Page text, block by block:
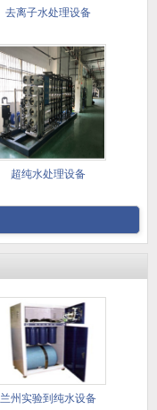
去离子水处理设备
超纯水处理设备
兰州实验到纯水设备